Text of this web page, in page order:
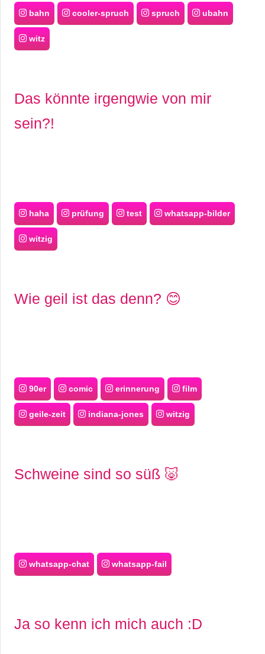
bahn cooler-spruch spruch ubahn
witz
Das könnte irgengwie von mir
sein?!
haha prüfung test whatsapp-bilder
witzig
Wie geil ist das denn? 😊
90er comic erinnerung film
geile-zeit indiana-jones witzig
Schweine sind so süß 🐷
whatsapp-chat whatsapp-fail
Ja so kenn ich mich auch :D